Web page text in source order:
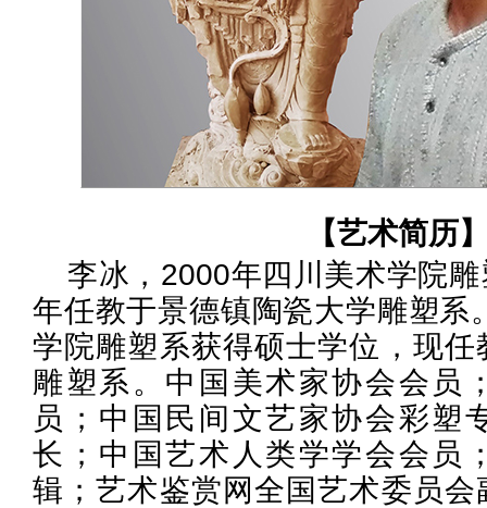
【艺术简历
李冰，2000年四川美术学院
年任教于景德镇陶瓷大学雕塑系
学院雕塑系获得硕士学位，现
雕塑系。中国美术家协会会员
员；中国民间文艺家协会彩塑
长；中国艺术人类学学会会员
辑；艺术鉴赏网全国艺术委员